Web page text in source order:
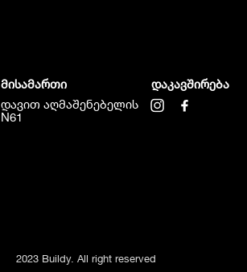
მისამართი
დავით აღმაშენებელის
N61
დაკავშირება
2023 Buildy. All right reserved